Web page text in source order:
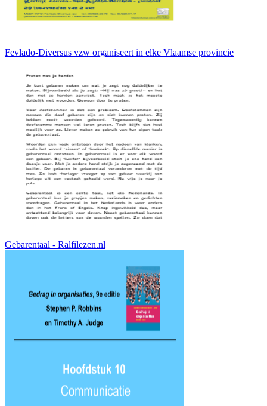
Fevlado-Diversus vzw organiseert in elke Vlaamse provincie
Gebarentaal - Ralfilezen.nl